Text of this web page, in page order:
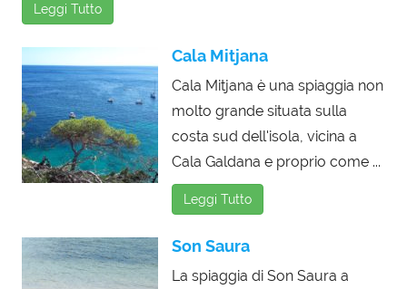
Leggi Tutto
Cala Mitjana
Cala Mitjana è una spiaggia non
molto grande situata sulla
costa sud dell'isola, vicina a
Cala Galdana e proprio come ...
Leggi Tutto
Son Saura
La spiaggia di Son Saura a